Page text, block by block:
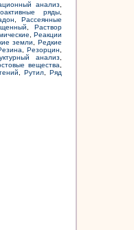
анализ
ряды
,Рассеянные
,Раствор
Реакции
земли ,Редкие
Резорцин
анализ
вещества
Рутил,Ряд